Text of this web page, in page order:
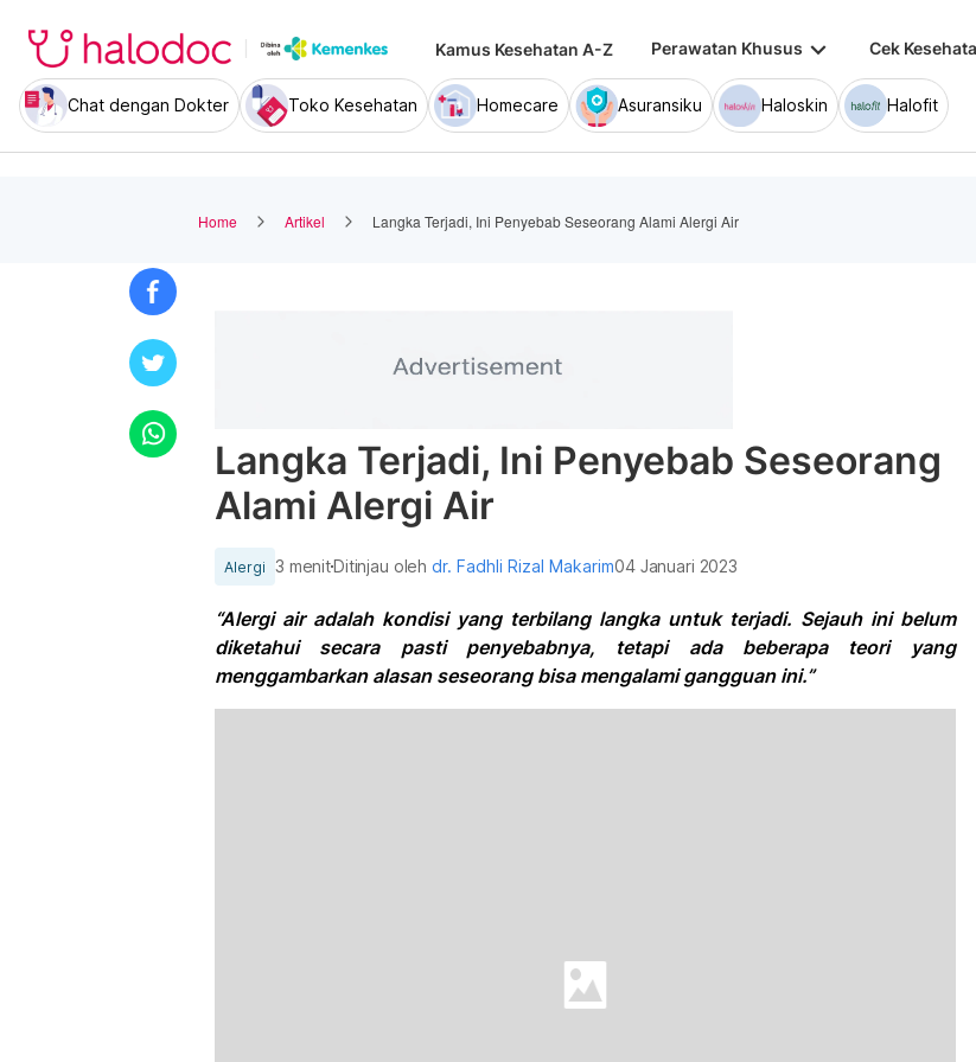
Kamus Kesehatan A-Z Perawatan Khusus keyboard_arrow_down Cek
Chat dengan Dokter Toko Kesehatan Homecare Asuransiku Haloskin Halofit
Home Artikel Langka Terjadi, Ini Penyebab Seseorang Alami Alergi Air
Langka Terjadi, Ini Penyebab Seseorang
Alami Alergi Air
Alergi 3 menitDitinjau olehdr. Fadhli Rizal Makarim04 Januari 2023
“Alergi air adalah kondisi yang terbilang langka untuk terjadi. Sejauh ini belum
diketahui secara pasti penyebabnya, tetapi ada beberapa teori yang
menggambarkan alasan seseorang bisa mengalami gangguan ini.”